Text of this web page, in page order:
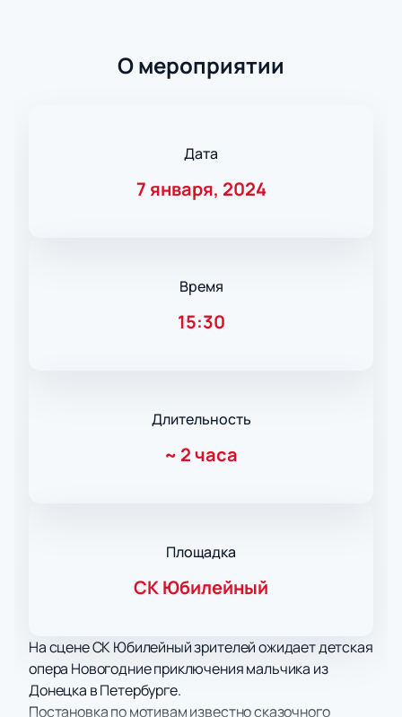
О мероприятии
Дата
7 января, 2024
Время
15:30
Длительность
~ 2 часа
Площадка
СК Юбилейный
На сцене СК Юбилейный зрителей ожидает детская
опера Новогодние приключения мальчика из
Донецка в Петербурге.
Постановка по мотивам известно сказочного